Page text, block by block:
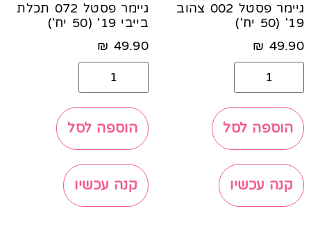
גיימר פסטל 002 צהוב
19' (50 יח')
49.90
₪
הוספה לסל
קנה עכשיו
גיימר פסטל 072 תכלת
בייבי 19' (50 יח')
49.90
₪
הוספה לסל
קנה עכשיו